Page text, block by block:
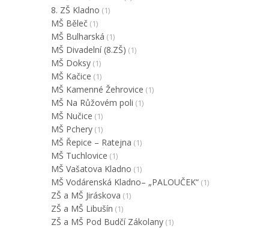
8. ZŠ Kladno (1)
MŠ Běleč (1)
MŠ Bulharská (1)
MŠ Divadelní (8.ZŠ) (1)
MŠ Doksy (1)
MŠ Kačice (1)
MŠ Kamenné Žehrovice (1)
MŠ Na Růžovém poli (1)
MŠ Nučice (1)
MŠ Pchery (1)
MŠ Řepice – Ratejna (1)
MŠ Tuchlovice (1)
MŠ Vašatova Kladno (1)
MŠ Vodárenská Kladno– „PALOUČEK“ (1)
ZŠ a MŠ Jiráskova (1)
ZŠ a MŠ Libušín (1)
ZŠ a MŠ Pod Budčí Zákolany (1)